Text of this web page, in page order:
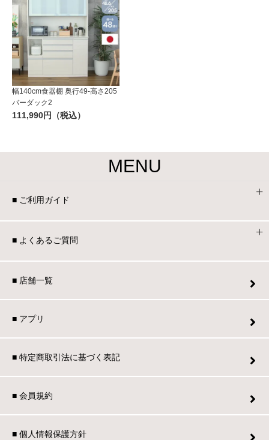
幅140cm食器棚 奥行49-高さ205
バーダック2
111,990円（税込）
MENU
■ ご利用ガイド
■ よくあるご質問
■ 店舗一覧
■ アプリ
■ 特定商取引法に基づく表記
■ 会員規約
■ 個人情報保護方針